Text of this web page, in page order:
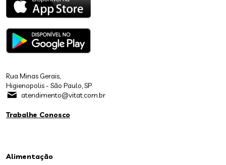
Rua Minas Gerais,
Higienopolis - São Paulo, SP
atendimento@vitat.com.br
Trabalhe Conosco
Alimentação